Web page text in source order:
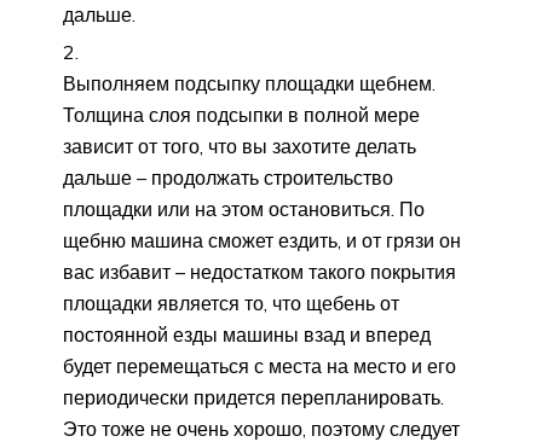
дальше.
Выполняем подсыпку площадки щебнем.
Толщина слоя подсыпки в полной мере
зависит от того, что вы захотите делать
дальше – продолжать строительство
площадки или на этом остановиться. По
щебню машина сможет ездить, и от грязи он
вас избавит – недостатком такого покрытия
площадки является то, что щебень от
постоянной езды машины взад и вперед
будет перемещаться с места на место и его
периодически придется перепланировать.
Это тоже не очень хорошо, поэтому следует